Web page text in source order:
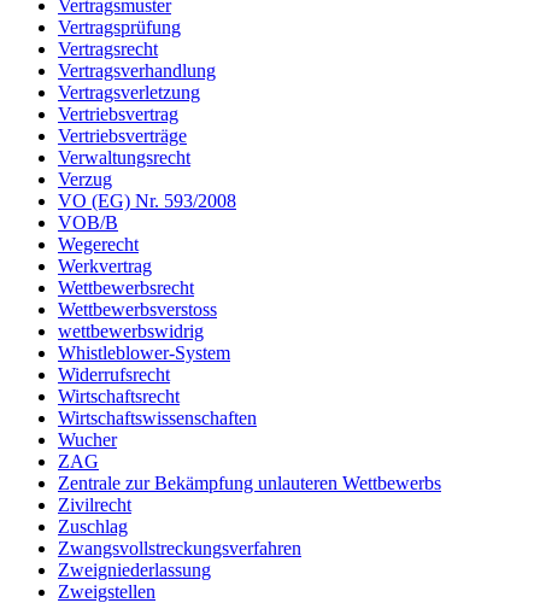
Vertragsmuster
Vertragsprüfung
Vertragsrecht
Vertragsverhandlung
Vertragsverletzung
Vertriebsvertrag
Vertriebsverträge
Verwaltungsrecht
Verzug
VO (EG) Nr. 593/2008
VOB/B
Wegerecht
Werkvertrag
Wettbewerbsrecht
Wettbewerbsverstoss
wettbewerbswidrig
Whistleblower-System
Widerrufsrecht
Wirtschaftsrecht
Wirtschaftswissenschaften
Wucher
ZAG
Zentrale zur Bekämpfung unlauteren Wettbewerbs
Zivilrecht
Zuschlag
Zwangsvollstreckungsverfahren
Zweigniederlassung
Zweigstellen